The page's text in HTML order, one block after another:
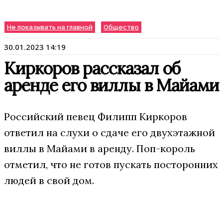
Не показывать на главной Общество
30.01.2023 14:19
Киркоров рассказал об
аренде его виллы в Майами
Российский певец Филипп Киркоров
ответил на слухи о сдаче его двухэтажной
виллы в Майами в аренду. Поп-король
отметил, что не готов пускать посторонних
людей в свой дом.